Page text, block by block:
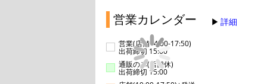
営業カレンダー 詳細
営業(店舗14:00-17:50)
出荷締切 15:00
通販のみ(店舗休)
出荷締切 15:00